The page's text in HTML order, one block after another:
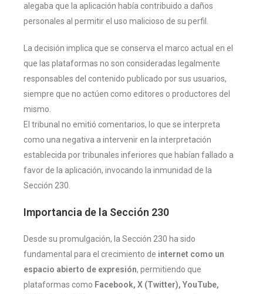
alegaba que la aplicación había contribuido a daños
personales al permitir el uso malicioso de su perfil.
La decisión implica que se conserva el marco actual en el
que las plataformas no son consideradas legalmente
responsables del contenido publicado por sus usuarios,
siempre que no actúen como editores o productores del
mismo.
El tribunal no emitió comentarios, lo que se interpreta
como una negativa a intervenir en la interpretación
establecida por tribunales inferiores que habían fallado a
favor de la aplicación, invocando la inmunidad de la
Sección 230.
Importancia de la Sección 230
Desde su promulgación, la Sección 230 ha sido
fundamental para el crecimiento de internet como un
espacio abierto de expresión, permitiendo que
plataformas como Facebook, X (Twitter), YouTube,